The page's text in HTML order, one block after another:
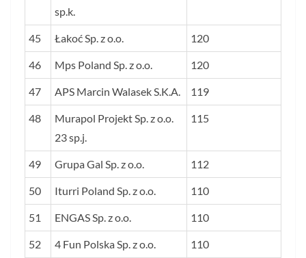
sp.k.
45 Łakoć Sp. z o.o. 120
46 Mps Poland Sp. z o.o. 120
47 APS Marcin Walasek S.K.A. 119
48
Murapol Projekt Sp. z o.o.
23 sp.j.
115
49 Grupa Gal Sp. z o.o. 112
50 Iturri Poland Sp. z o.o. 110
51 ENGAS Sp. z o.o. 110
52 4 Fun Polska Sp. z o.o. 110